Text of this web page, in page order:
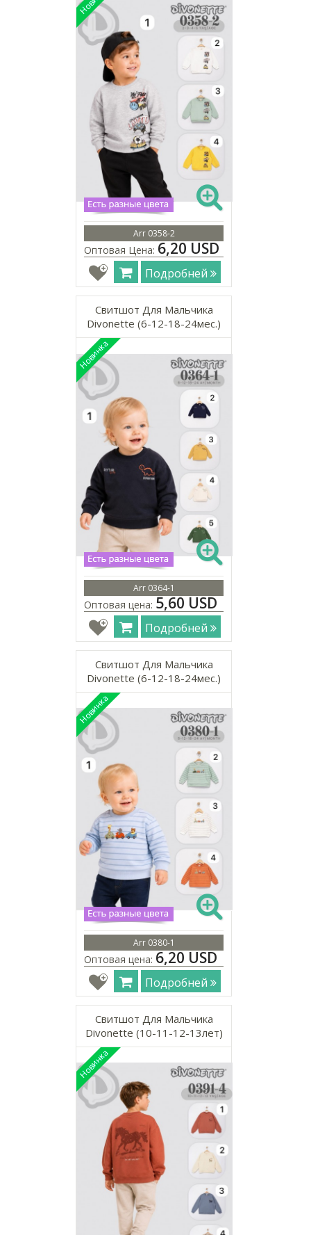
Arr 0358-2
Оптовая Цена: 6,20 USD
Подробней
Свитшот Для Мальчика
Divonette (6-12-18-24мес.)
Arr 0364-1
Оптовая цена: 5,60 USD
Подробней
Свитшот Для Мальчика
Divonette (6-12-18-24мес.)
Arr 0380-1
Оптовая цена: 6,20 USD
Подробней
Свитшот Для Мальчика
Divonette (10-11-12-13лет)